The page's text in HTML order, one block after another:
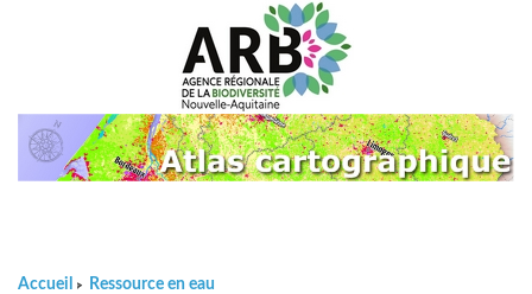
Accueil > Ressource en eau